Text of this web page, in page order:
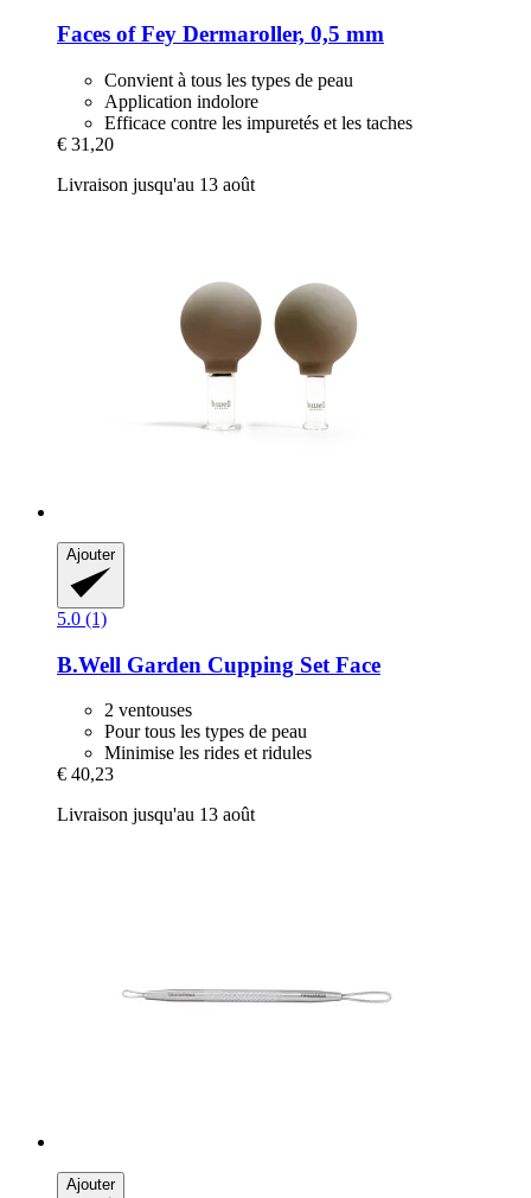
Faces of Fey Dermaroller, 0,5 mm
Convient à tous les types de peau
Application indolore
Efficace contre les impuretés et les taches
€ 31,20
Livraison jusqu'au 13 août
Ajouter
5.0 (1)
B.Well Garden Cupping Set Face
2 ventouses
Pour tous les types de peau
Minimise les rides et ridules
€ 40,23
Livraison jusqu'au 13 août
Ajouter